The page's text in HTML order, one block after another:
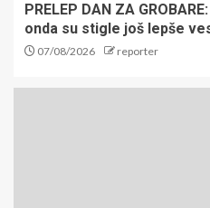
PRELEP DAN ZA
onda su stigle još lepše
07/08/2026 reporter